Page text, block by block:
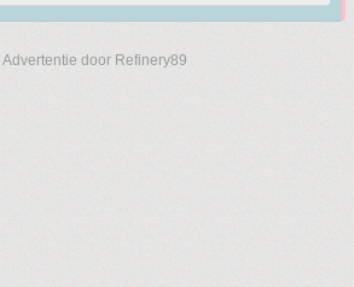
door Refinery89